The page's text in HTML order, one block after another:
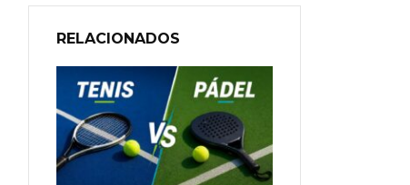
RELACIONADOS